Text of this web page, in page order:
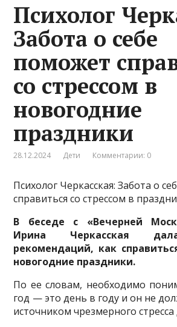
Психолог
Забота о себе
поможет
со стрессом в
новогодние
праздники
28.12.2024 Дети Комментарии: 0
Психолог Черкасская: Забота о
справиться со стрессом в
В беседе с «Вечерней
Ирина Черкасская
рекомендаций, как
новогодние праздники.
По ее словам, необходимо
год — это день в году и он не
источником чрезмерного